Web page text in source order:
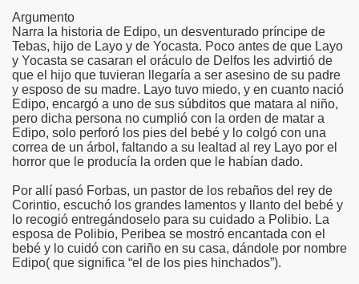
Argumento
Narra la historia de Edipo, un desventurado príncipe de
Tebas, hijo de Layo y de Yocasta. Poco antes de que Layo
y Yocasta se casaran el oráculo de Delfos les advirtió de
que el hijo que tuvieran llegaría a ser asesino de su padre
y esposo de su madre. Layo tuvo miedo, y en cuanto nació
Edipo, encargó a uno de sus súbditos que matara al niño,
pero dicha persona no cumplió con la orden de matar a
Edipo, solo perforó los pies del bebé y lo colgó con una
correa de un árbol, faltando a su lealtad al rey Layo por el
horror que le producía la orden que le habían dado.
Por allí pasó Forbas, un pastor de los rebaños del rey de
Corintio, escuchó los grandes lamentos y llanto del bebé y
lo recogió entregándoselo para su cuidado a Polibio. La
esposa de Polibio, Peribea se mostró encantada con el
bebé y lo cuidó con cariño en su casa, dándole por nombre
Edipo( que significa “el de los pies hinchados”).